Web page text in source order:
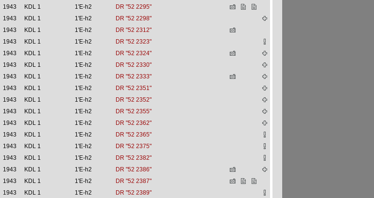
1943 KDL 1 1'E-h2
DR "52 2295"
1943 KDL 1 1'E-h2
DR "52 2298"
1943 KDL 1 1'E-h2
DR "52 2312"
1943 KDL 1 1'E-h2
DR "52 2323"
1943 KDL 1 1'E-h2
DR "52 2324"
1943 KDL 1 1'E-h2
DR "52 2330"
1943 KDL 1 1'E-h2
DR "52 2333"
1943 KDL 1 1'E-h2
DR "52 2351"
1943 KDL 1 1'E-h2
DR "52 2352"
1943 KDL 1 1'E-h2
DR "52 2355"
1943 KDL 1 1'E-h2
DR "52 2362"
1943 KDL 1 1'E-h2
DR "52 2365"
1943 KDL 1 1'E-h2
DR "52 2375"
1943 KDL 1 1'E-h2
DR "52 2382"
1943 KDL 1 1'E-h2
DR "52 2386"
1943 KDL 1 1'E-h2
DR "52 2387"
1943 KDL 1 1'E-h2
DR "52 2389"